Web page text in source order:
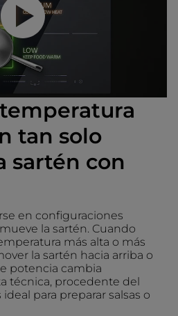
tan solo
sartén con
en configuraciones
la sartén. Cuando
más alta o más
la sartén hacia arriba o
potencia cambia
técnica, procedente del
para preparar salsas o